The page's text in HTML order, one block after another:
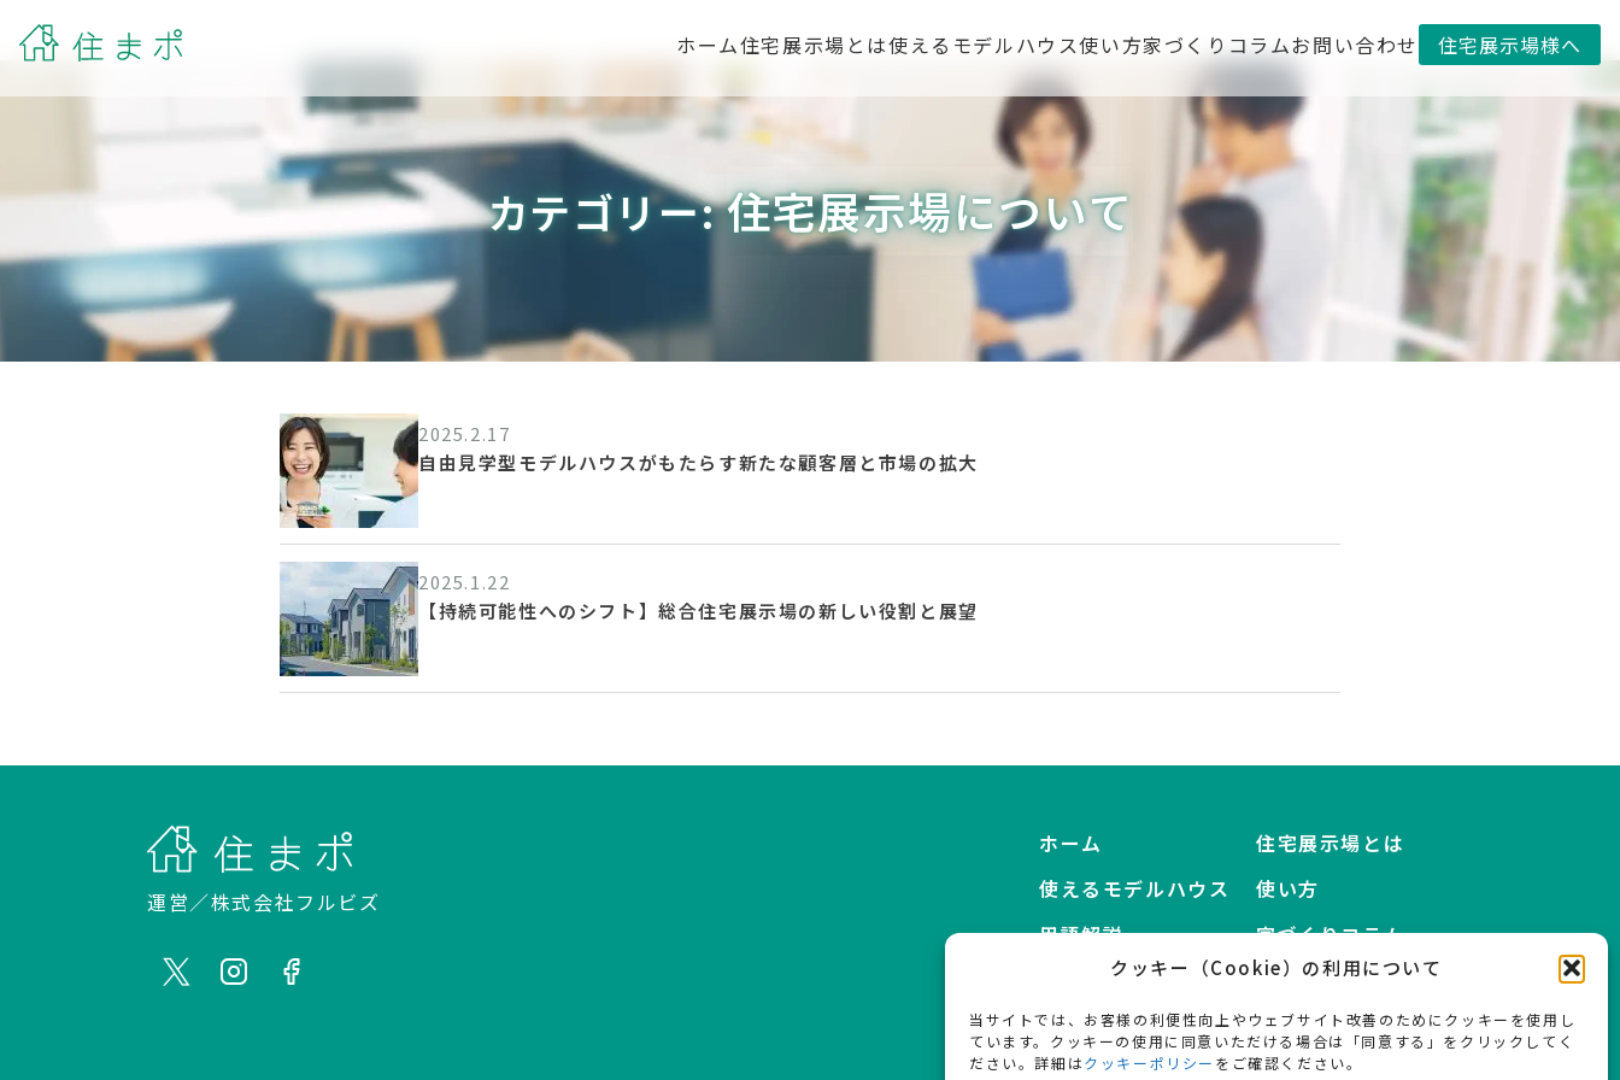
クッキー（Cookie）の利用について
当サイトでは、お客様の利便性向上やウェブサイト改善のためにクッキーを使用し
ています。クッキーの使用に同意いただける場合は「同意する」をクリックしてく
ださい。詳細はクッキーポリシー をご確認ください。
ホーム住宅展示場とは使えるモデルハウス使い方家づくりコラムお問い合わせ 住宅展示場様へ
カテゴリー:住宅展示場について
2025.2.17
自由見学型モデルハウスがもたらす新たな顧客層と市場の拡大
2025.1.22
【持続可能性へのシフト】総合住宅展示場の新しい役割と展望
運営／株式会社フルビズ
ホーム
住宅展示場とは
使えるモデルハウス
使い方
用語解説
家づくりコラム
お知らせ
プレス掲載情報
会社概要
お問い合わせ